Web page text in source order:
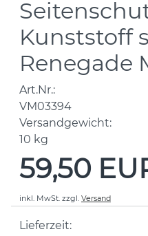
Kunststoff
Renegade
Art.Nr.:
VM03394
Versandgewicht:
10 kg
59,50
inkl. MwSt. zzgl. Versand
Lieferzeit: